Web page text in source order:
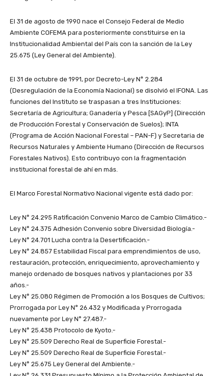
El 31 de agosto de 1990 nace el Consejo Federal de Medio
Ambiente COFEMA para posteriormente constituirse en la
Institucionalidad Ambiental del País con la sanción de la Ley
25.675 (Ley General del Ambiente).
El 31 de octubre de 1991, por Decreto-Ley N° 2.284
(Desregulación de la Economía Nacional) se disolvió el IFONA. Las
funciones del Instituto se traspasan a tres Instituciones:
Secretaría de Agricultura; Ganadería y Pesca [SAGyP] (Dirección
de Producción Forestal y Conservación de Suelos); INTA
(Programa de Acción Nacional Forestal – PAN-F) y Secretaria de
Recursos Naturales y Ambiente Humano (Dirección de Recursos
Forestales Nativos). Esto contribuyo con la fragmentación
institucional forestal de ahí en más.
El Marco Forestal Normativo Nacional vigente está dado por:
Ley N° 24.295 Ratificación Convenio Marco de Cambio Climático.-
Ley N° 24.375 Adhesión Convenio sobre Diversidad Biología.-
Ley N° 24.701 Lucha contra la Desertificación.-
Ley N° 24.857 Estabilidad Fiscal para emprendimientos de uso,
restauración, protección, enriquecimiento, aprovechamiento y
manejo ordenado de bosques nativos y plantaciones por 33
años.-
Ley N° 25.080 Régimen de Promoción a los Bosques de Cultivos;
Prorrogada por Ley N° 26.432 y Modificada y Prorrogada
nuevamente por Ley N° 27.487.-
Ley N° 25.438 Protocolo de Kyoto.-
Ley N° 25.509 Derecho Real de Superficie Forestal.-
Ley N° 25.509 Derecho Real de Superficie Forestal.-
Ley N° 25.675 Ley General del Ambiente.-